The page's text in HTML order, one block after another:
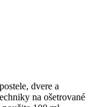
dvere a
na ošetrované